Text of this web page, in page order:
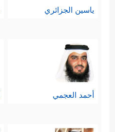
ياسين الجزائري
أحمد العجمي